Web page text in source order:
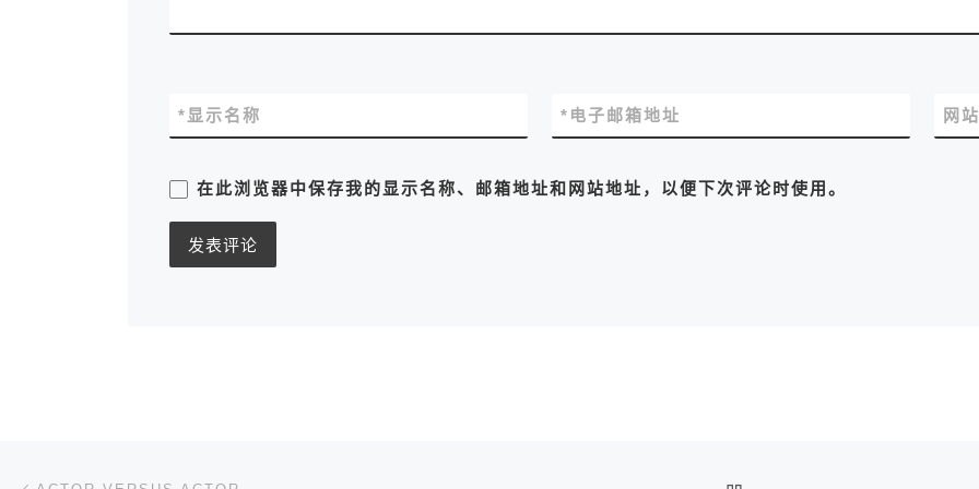
显示名称
* 电子邮箱地址
* 网
在此浏览器中保存我的显示名称、邮箱地址和网站地址，以便下次评论时使用。
文章导航